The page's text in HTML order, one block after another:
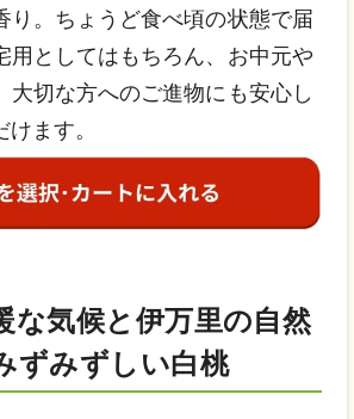
り。ちょうど食べ頃の状態で届
用としてはもちろん、お中元や
大切な方へのご進物にも安心し
ます。
な気候と伊万里の自然
ずみずしい白桃